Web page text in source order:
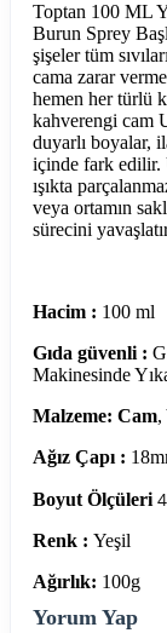
Toptan 100 ML
Burun Sprey
şişeler tüm
cama zarar
hemen her türlü
kahverengi cam
duyarlı boyalar,
içinde fark edilir.
ışıkta
veya ortamın
sürecini
Hacim : 100 ml
Gıda güvenli :
Makinesinde
Malzeme: Cam,
Ağız Çapı :
Boyut Ölçüleri
Renk : Yeşil
Ağırlık: 100g
Yorum Yap